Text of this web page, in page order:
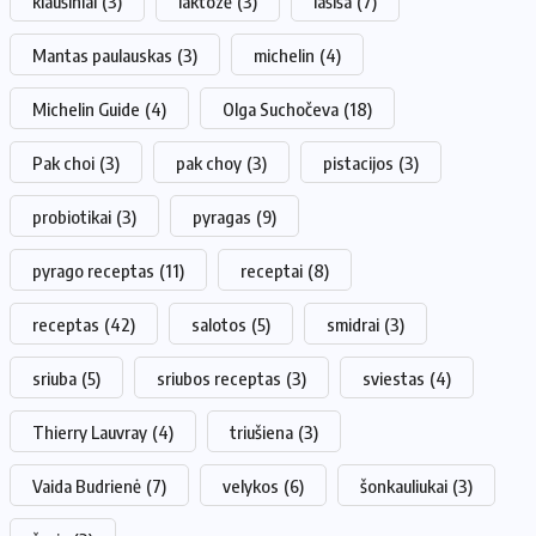
Mantas paulauskas (3) michelin (4)
Michelin Guide (4) Olga Suchočeva (18)
Pak choi (3) pak choy (3) pistacijos (3)
probiotikai (3) pyragas (9)
pyrago receptas (11) receptai (8)
receptas (42) salotos (5) smidrai (3)
sriuba (5) sriubos receptas (3) sviestas (4)
Thierry Lauvray (4) triušiena (3)
Vaida Budrienė (7) velykos (6) šonkauliukai (3)